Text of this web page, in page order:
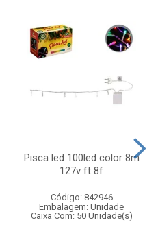
Pisca led 100led color 8m
127v ft 8f
Código: 842946
Embalagem: Unidade
Caixa Com: 50 Unidade(s)